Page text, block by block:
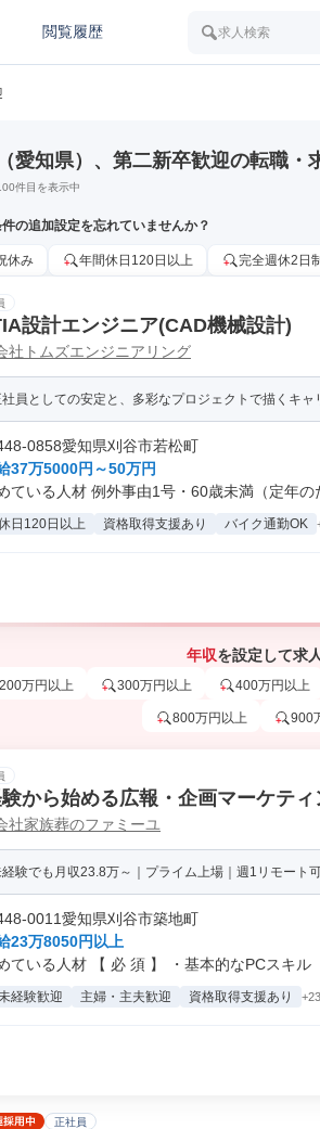
閲覧履歴 求人検索
愛知県）、第二新卒歓迎の転職・
件目を表示中
の追加設定を忘れていませんか？
休み 年間休日120日以上 完全週休2日制
設計エンジニア(CAD機械設計)
社トムズエンジニアリング
員としての安定と、多彩なプロジェクトで描くキャ
0858愛知県刈谷市若松町
37万5000円～50万円
ている人材 例外事由1号・60歳未満（定年の
日120日以上 資格取得支援あり バイク通勤OK
年収を設定して求
200万円以上 300万円以上 400万円以上
800万円以上 900
から始める広報・企画マーケティ
社家族葬のファミーユ
験でも月収23.8万～｜プライム上場｜週1リモート
0011愛知県刈谷市築地町
23万8050円以上
ている人材 【 必 須 】 ・基本的なPCスキル
経験歓迎 主婦・主夫歓迎 資格取得支援あり
正社員